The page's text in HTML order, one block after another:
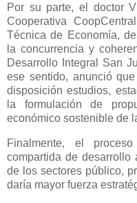
Por su parte, el doctor
Cooperativa
Técnica de Economía,
la concurrencia y
Desarrollo Integral San
ese sentido, anunció
disposición estudios,
la formulación de
económico sostenible de
Finalmente, el
compartida de desarrollo
de los sectores público,
daría mayor fuerza